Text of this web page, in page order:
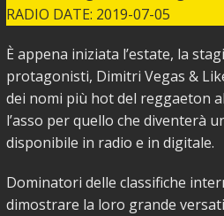
RADIO DATE: 2019-07-05
È appena iniziata l’estate, la
protagonisti, Dimitri Vegas &
dei nomi più hot del reggaeton
l’asso per quello che diventerà
disponibile in radio e in digitale.
Dominatori delle classifiche
dimostrare la loro grande